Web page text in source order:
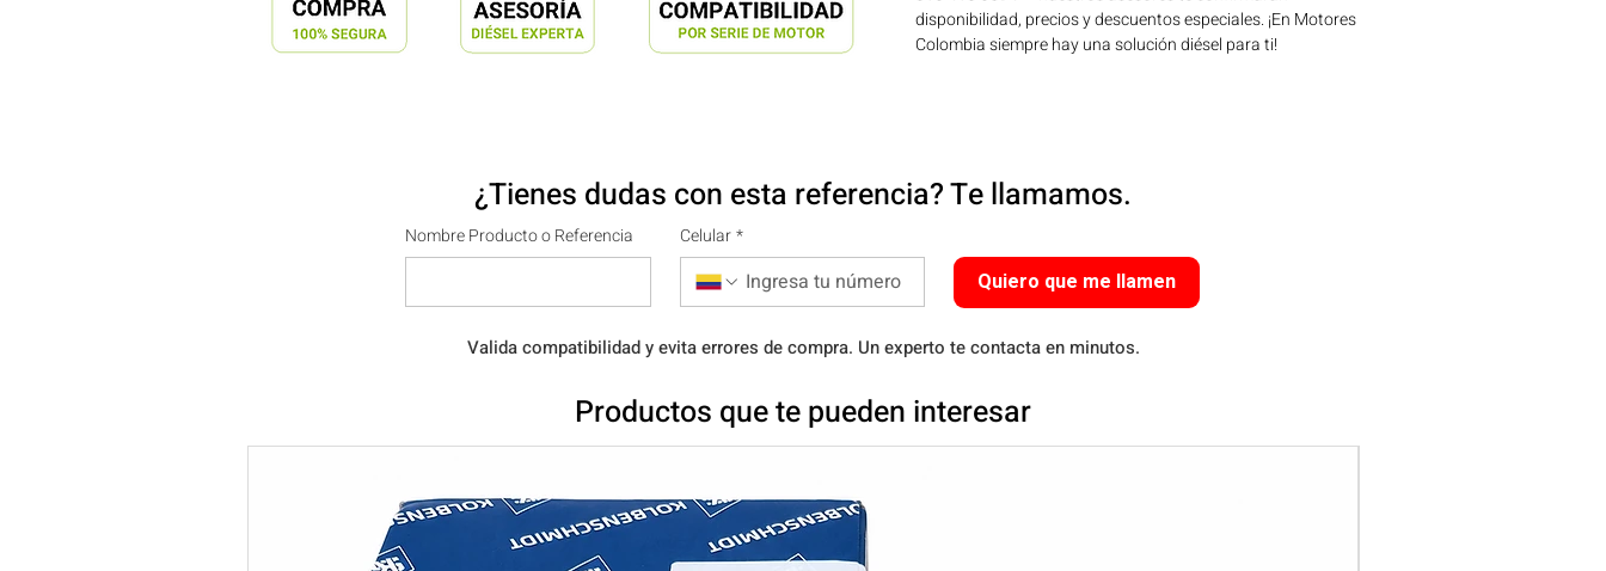
disponibilidad, precios y descuentos especiales. ¡En Motores
Colombia siempre hay una solución diésel para ti!
¿Tienes dudas con esta referencia? Te llamamos.
Nombre Producto o Referencia Celular *
Quiero que me llamen
Valida compatibilidad y evita errores de compra. Un experto te contacta en minutos.
Productos que te pueden interesar